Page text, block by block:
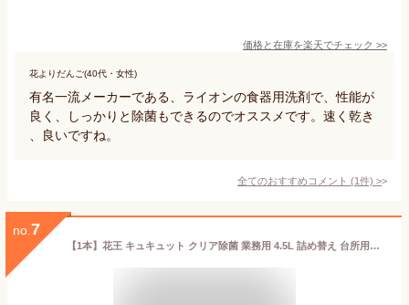
価格と在庫を楽天でチェック >>
花よりだんご(40代・女性)
有名一流メーカーである、ライオンの食器用洗剤で、性能が
良く、しっかりと除菌もできるのでオススメです。速く乾き
、良いですね。
全てのおすすめコメント (1件) >
no. 7
【1本】花王 キュキュット クリア除菌 業務用 4.5L 詰め替え 台所用洗剤 食器洗い洗剤 4.5L×1個入 送料無料